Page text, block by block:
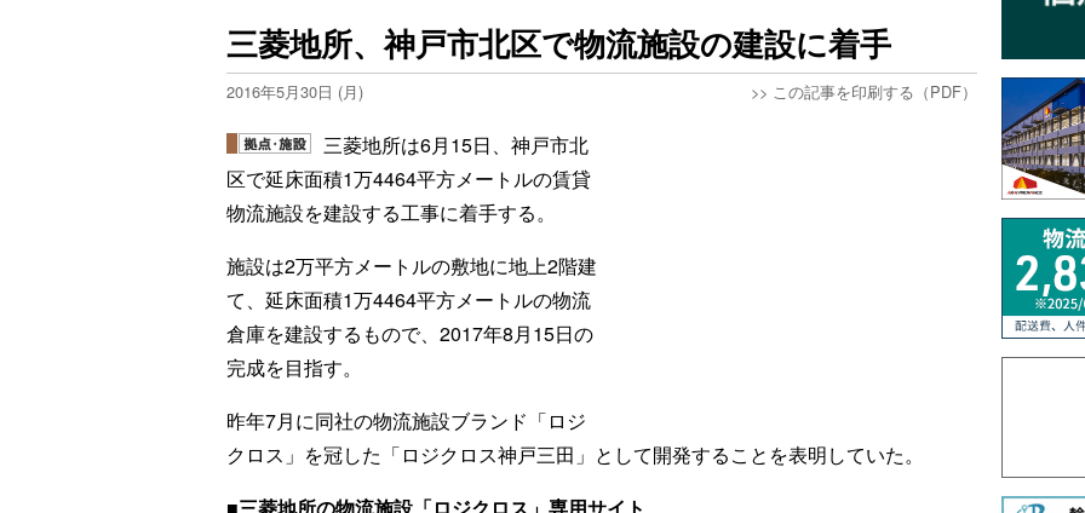
三菱地所、神戸市北区で物流施設の建設に着手
2016年5月30日 (月) >> この記事を印刷する（PDF）
三菱地所は6月15日、神戸市北
区で延床面積1万4464平方メートルの賃貸
物流施設を建設する工事に着手する。
施設は2万平方メートルの敷地に地上2階建
て、延床面積1万4464平方メートルの物流
倉庫を建設するもので、2017年8月15日の
完成を目指す。
昨年7月に同社の物流施設ブランド「ロジ
クロス」を冠した「ロジクロス神戸三田」として開発することを表明していた。